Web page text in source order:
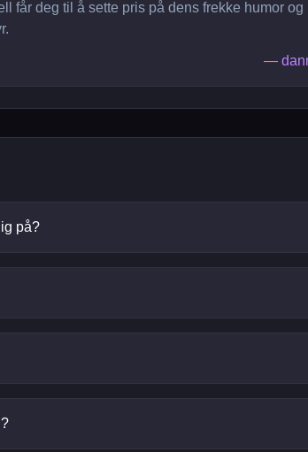
får deg til å sette pris på dens frekke humor og
—
på?